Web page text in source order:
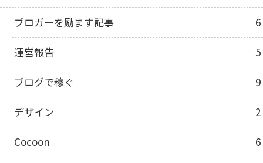
ブロガーを励ます記事 6
運営報告 5
ブログで稼ぐ 9
デザイン 2
Cocoon 6